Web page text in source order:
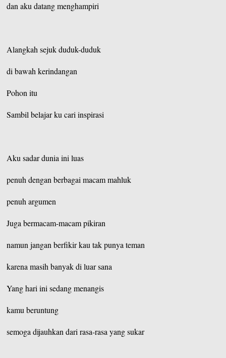
dan aku datang menghampiri
Alangkah sejuk duduk-duduk
di bawah kerindangan
Pohon itu
Sambil belajar ku cari inspirasi
Aku sadar dunia ini luas
penuh dengan berbagai macam mahluk
penuh argumen
Juga bermacam-macam pikiran
namun jangan berfikir kau tak punya teman
karena masih banyak di luar sana
Yang hari ini sedang menangis
kamu beruntung
semoga dijauhkan dari rasa-rasa yang sukar